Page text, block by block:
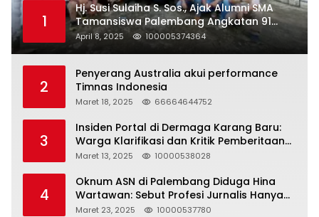
1
Hj. Susi Sulaiha S. Sos., Ajak Alumni SMA
Tamansiswa Palembang Angkatan 91
Halal Bihalal
April 8, 2025 100005374364
2
Penyerang Australia akui performance
Timnas Indonesia
Maret 18, 2025 66664644752
3
Insiden Portal di Dermaga Karang Baru:
Warga Klarifikasi dan Kritik Pemberitaan
yang Tidak Akurat
Maret 13, 2025 10000538028
4
Oknum ASN di Palembang Diduga Hina
Wartawan: Sebut Profesi Jurnalis Hanya
Seharga 2 Liter Bensin, Berujung Dugaan
Maret 23, 2025 10000537780